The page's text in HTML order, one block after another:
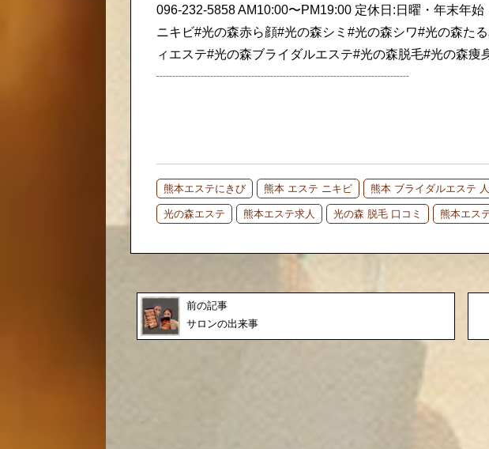
096-232-5858 AM10:00〜PM19:00 定休日:日曜・年末年
ニキビ#光の森赤ら顔#光の森シミ#光の森シワ#光の森た
ィエステ#光の森ブライダルエステ#光の森脱毛#光の森痩
┈┈┈┈┈┈┈┈┈┈┈┈┈┈┈┈┈┈┈┈
熊本エステにきび 熊本 エステ ニキビ 熊本 ブライダルエステ
光の森エステ 熊本エステ求人 光の森 脱毛 口コミ 熊本エス
前の記事
サロンの出来事